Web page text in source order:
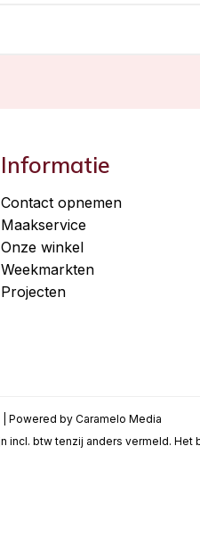
Informatie
Contact opnemen
Maakservice
Onze winkel
Weekmarkten
Projecten
Powered by Caramelo Media
incl. btw tenzij anders vermeld. Het